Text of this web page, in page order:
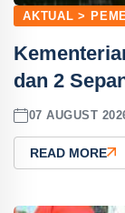
AKTUAL >
dan 2
07 AUGUST
READ MORE